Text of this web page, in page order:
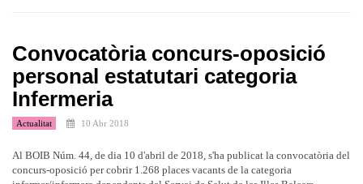
Convocatòria concurs-oposició
personal estatutari categoria
Infermeria
Actualitat 10 Abr 2018
Al BOIB Núm. 44, de dia 10 d'abril de 2018, s'ha publicat la convocatòria del
concurs-oposició per cobrir 1.268 places vacants de la categoria